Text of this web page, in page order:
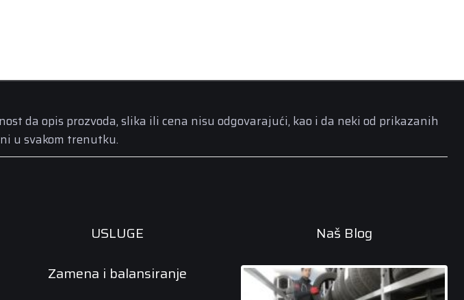
da opis prozvoda, slika ili cena nisu odgovarajući, kao i da neki od prikazanih
u svakom trenutku.
USLUGE
Zamena i balansiranje
Naš Blog